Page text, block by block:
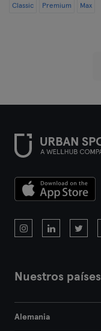
Classic Premium Max
Nuestros países
Alemania